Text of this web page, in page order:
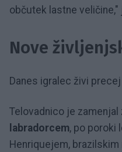
občutek lastne
Nove
Danes igralec živi
Telovadnico je zamenjal
labradorcem, po poroki
Henriquejem,